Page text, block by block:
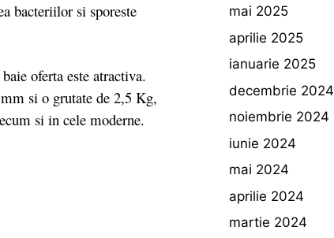
bacteriilor si sporeste
oferta este atractiva.
si o grutate de 2,5 Kg,
si in cele moderne.
mai 2025
aprilie 2025
ianuarie 2025
decembrie 2024
noiembrie 2024
iunie 2024
mai 2024
aprilie 2024
martie 2024